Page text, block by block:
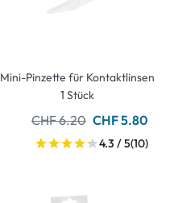
Mini-Pinzette für Kontaktlinsen
1 Stück
CHF 6.20 CHF 5.80
4.3 / 5(10)